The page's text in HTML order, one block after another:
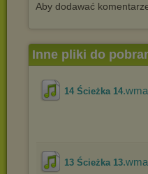
Aby dodawać
Inne pliki do
14 Ścieżka 14.wma
13 Ścieżka 13.wma